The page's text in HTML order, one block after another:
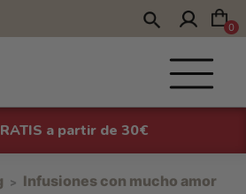
0
a partir de 30€
Infusiones con mucho amor